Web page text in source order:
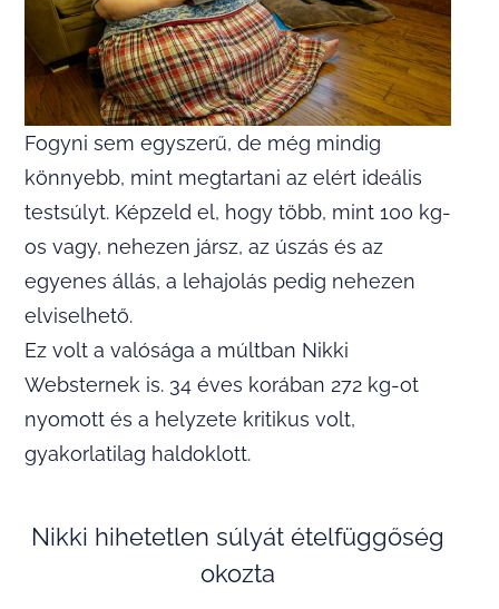
Fogyni sem egyszerű, de még mindig
könnyebb, mint megtartani az elért ideális
testsúlyt. Képzeld el, hogy több, mint 100 kg-
os vagy, nehezen jársz, az úszás és az
egyenes állás, a lehajolás pedig nehezen
elviselhető.
Ez volt a valósága a múltban Nikki
Websternek is. 34 éves korában 272 kg-ot
nyomott és a helyzete kritikus volt,
gyakorlatilag haldoklott.
Nikki hihetetlen súlyát ételfüggőség
okozta